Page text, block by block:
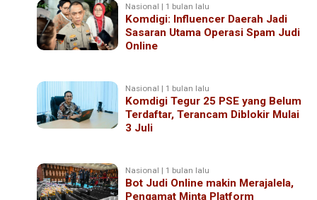
Nasional | 1 bulan lalu
Komdigi: Influencer Daerah Jadi
Sasaran Utama Operasi Spam Judi
Online
Nasional | 1 bulan lalu
Komdigi Tegur 25 PSE yang Belum
Terdaftar, Terancam Diblokir Mulai
3 Juli
Nasional | 1 bulan lalu
Bot Judi Online makin Merajalela,
Pengamat Minta Platform